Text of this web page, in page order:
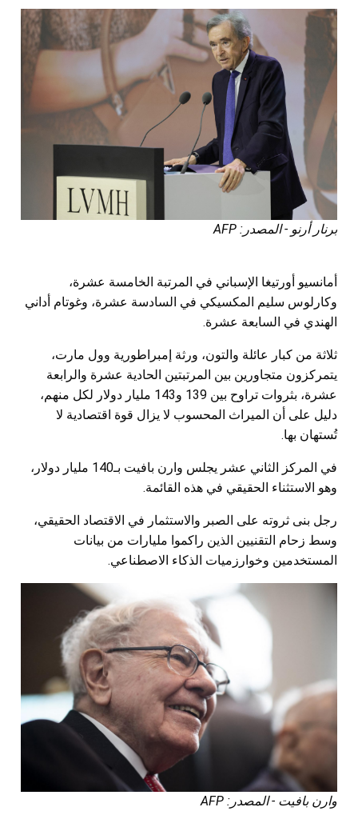
برنار أرنو - المصدر: AFP
أمانسيو أورتيغا الإسباني في المرتبة الخامسة عشرة،
وكارلوس سليم المكسيكي في السادسة عشرة، وغوتام أداني
الهندي في السابعة عشرة.
ثلاثة من كبار عائلة والتون، ورثة إمبراطورية وول مارت،
يتمركزون متجاورين بين المرتبتين الحادية عشرة والرابعة
عشرة، بثروات تراوح بين 139 و143 مليار دولار لكل منهم،
دليل على أن الميراث المحسوب لا يزال قوة اقتصادية لا
تُستهان بها.
في المركز الثاني عشر يجلس وارن بافيت بـ140 مليار دولار،
وهو الاستثناء الحقيقي في هذه القائمة.
رجل بنى ثروته على الصبر والاستثمار في الاقتصاد الحقيقي،
وسط زحام التقنيين الذين راكموا مليارات من بيانات
المستخدمين وخوارزميات الذكاء الاصطناعي.
وارن بافيت - المصدر: AFP